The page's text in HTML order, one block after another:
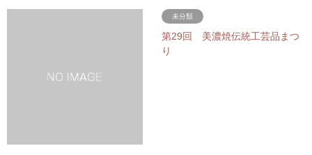
未分類
第29回 美濃焼伝統工芸品まつ
り